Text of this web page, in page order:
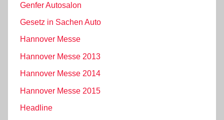
Genfer Autosalon
Gesetz in Sachen Auto
Hannover Messe
Hannover Messe 2013
Hannover Messe 2014
Hannover Messe 2015
Headline